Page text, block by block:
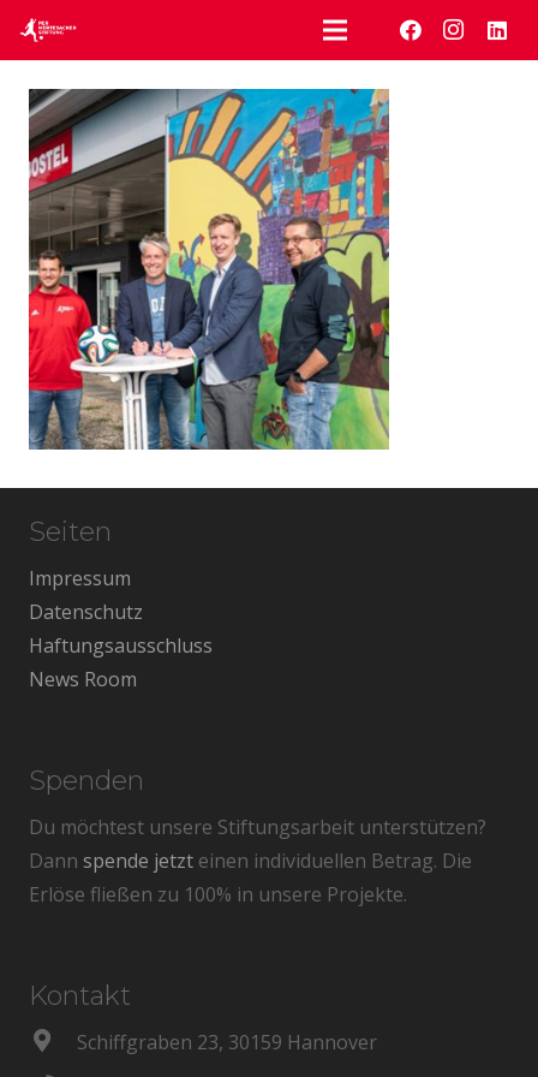
Seiten
Impressum
Datenschutz
Haftungsausschluss
News Room
Spenden
Du möchtest unsere Stiftungsarbeit unterstützen?
Dann spende jetzt einen individuellen Betrag. Die
Erlöse fließen zu 100% in unsere Projekte.
Kontakt
Schiffgraben 23, 30159 Hannover